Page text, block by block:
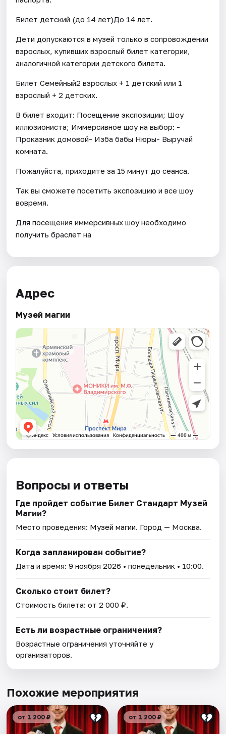
Билет детский (до 14 лет)До 14 лет.
Дети допускаются в музей только в сопровождении
взрослых, купивших взрослый билет категории,
аналогичной категории детского билета.
Билет Семейный2 взрослых + 1 детский или 1
взрослый + 2 детских.
В билет входит: Посещение экспозиции; Шоу
иллюзиониста; Иммерсивное шоу на выбор: -
Проказник домовой- Изба бабы Нюры- Выручай
комната.
Пожалуйста, приходите за 15 минут до сеанса.
Так вы сможете посетить экспозицию и все шоу
вовремя.
Для посещения иммерсивных шоу необходимо
получить браслет на
Адрес
Музей магии
Вопросы и ответы
Где пройдет событие Билет Стандарт Музей
Магии?
Место проведения: Музей магии. Город — Москва.
Когда запланирован событие?
Дата и время:9 ноября 2026 • понедельник • 10:00.
Сколько стоит билет?
Стоимость билета: от 2 000 ₽.
Есть ли возрастные ограничения?
Возрастные ограничения уточняйте у
организаторов.
Похожие мероприятия
от 1 200 ₽ от 1 200 ₽